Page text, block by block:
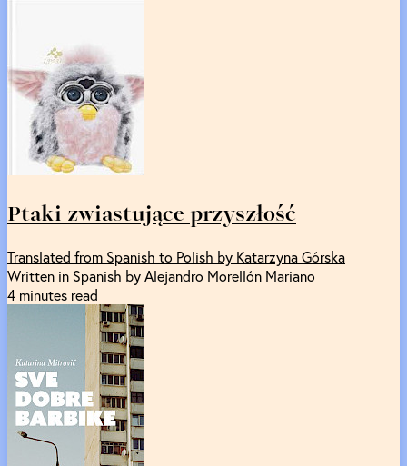
Ptaki zwiastujące przyszłość
Translated from Spanish to Polish by Katarzyna Górska
Written in Spanish by Alejandro Morellón Mariano
4 minutes read